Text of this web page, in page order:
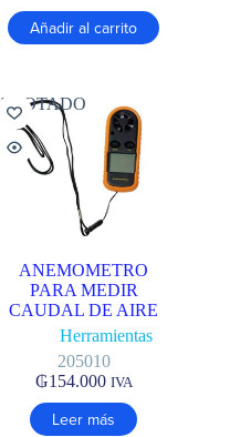
Añadir al carrito
AGOTADO
ANEMOMETRO
PARA MEDIR
CAUDAL DE AIRE
Herramientas
205010
₲154.000 IVA
Leer más